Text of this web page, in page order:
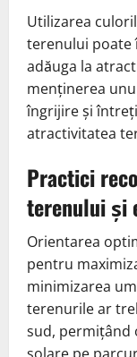
Utilizarea
terenului poate
adăuga la
menținerea
îngrijire și
atractivitatea
Practici
terenului și
Orientarea
pentru
minimizarea
terenurile ar
sud, permițând